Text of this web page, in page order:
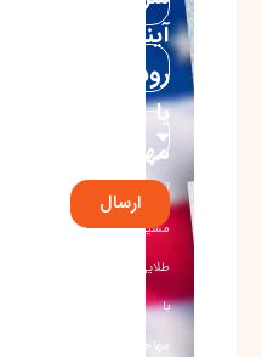
آینده‌ای
روشن
با
مهاجرت!
آغاز
مسیری
طلایی
با
مهاجرت
ارسال